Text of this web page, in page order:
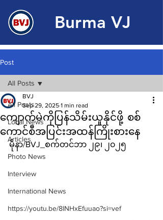
Burma VJ
Post
All Posts
Local News
Articles
Photo News
Interview
International News
https://youtu.be/8lNHxEfuuao?si=vef
All Posts
ကျောက်မဲကိုပြန်သိမ်းယူနိုင်ဖို့ စစ်
ကောင်စီအပြင်းအထန်ကြိုးစားနေ
BVJ
Sep 29, 2025 1 min read
မိုနာ/BVJ_စက်တင်ဘာ ၂၉၊ ၂၀၂၅